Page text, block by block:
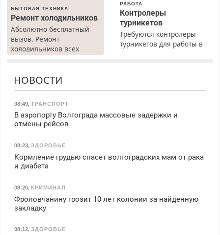
БЫТОВАЯ ТЕХНИКА
Ремонт холодильников
Абсолютно бесплатный
вызов. Ремонт
холодильников всех
марок на дому, с
Срочно. Без выходных.
Пенсионерам – скидки до
РАБОТА
Контролеры
турникетов
Требуются контролеры
турникетов для работы в
Бесплатное проживание.
вычета налогов.
Ежемесячно
получение документов,
125000 руб.
НОВОСТИ
08:49, ТРАНСПОРТ
В аэропорту Волгограда массовые задержки и
отмены рейсов
08:23, ЗДОРОВЬЕ
Кормление грудью спасет волгоградских мам от рака
и диабета
08:20, КРИМИНАЛ
Фроловчанину грозит 10 лет колонии за найденную
закладку
08:12, ЗДОРОВЬЕ